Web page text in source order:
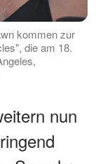
kommen zur
die am 18.
nun